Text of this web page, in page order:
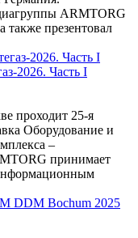
ARMTORG
презентовал
2026. Часть I
проходит 25-я
Оборудование и
–
принимает
DDM Bochum 2025